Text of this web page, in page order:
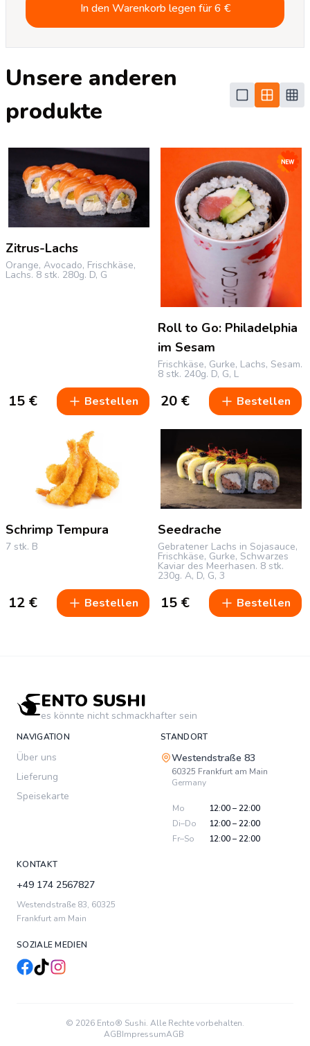
In den Warenkorb legen für6 €
Unsere anderen
produkte
Zitrus-Lachs
Orange, Avocado, Frischkäse,
Lachs. 8 stk. 280g. D, G
15 € Bestellen
Roll to Go: Philadelphia
im Sesam
Frischkäse, Gurke, Lachs, Sesam.
8 stk. 240g. D, G, L
20 € Bestellen
Schrimp Tempura
7 stk. B
12 € Bestellen
Seedrache
Gebratener Lachs in Sojasauce,
Frischkäse, Gurke, Schwarzes
Kaviar des Meerhasen. 8 stk.
230g. A, D, G, 3
15 € Bestellen
ENTO SUSHI
es könnte nicht schmackhafter sein
NAVIGATION
Über uns
Lieferung
Speisekarte
STANDORT
Westendstraße 83
60325 Frankfurt am Main
Germany
Mo
12:00 – 22:00
Di–Do
12:00 – 22:00
Fr–So
12:00 – 22:00
KONTAKT
+49 174 2567827
Westendstraße 83, 60325
Frankfurt am Main
SOZIALE MEDIEN
© 2026 Ento® Sushi. Alle Rechte vorbehalten.
AGBImpressumAGB